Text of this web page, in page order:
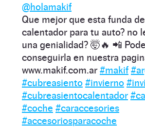
@holamakif
Que mejor que esta funda
calentador para tu auto? no
una genialidad? 🤯🔥 📲
conseguirla en nuestra
www.makif.com.ar #makif
#cubreasiento #invierno
#cubreasientocalentador
#coche #caraccesories
#accesoriosparacoche